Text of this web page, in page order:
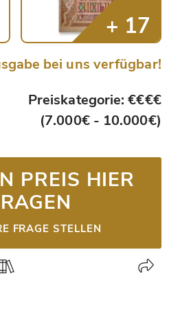
bei uns verfügbar!
Preiskategorie: €€€€
(7.000€ - 10.000€)
PREIS HIER
FRAGE STELLEN